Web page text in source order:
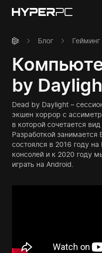
Блог Гейминг
by
Dead by Daylight –
экшен хоррор с
в которой сочетается
Разработкой
состоялся в 2016 году
консолей и к 2020 году
играть на Android.